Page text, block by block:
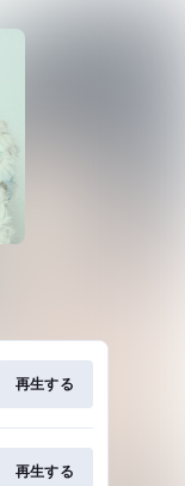
再生する
再生する